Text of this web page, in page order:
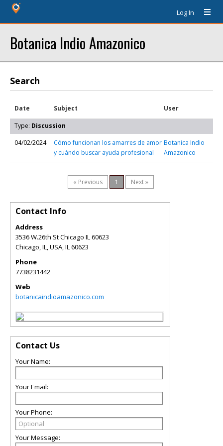
Log In
Botanica Indio Amazonico
Search
Date Subject User
Type: Discussion
04/02/2024
Cómo funcionan los amarres de amor
y cuándo buscar ayuda profesional
Botanica Indio
Amazonico
« Previous 1 Next »
Contact Info
Address
3536 W.26th St Chicago IL 60623
Chicago, IL, USA,IL60623
Phone
7738231442
Web
botanicaindioamazonico.com
Contact Us
Your Name:
Your Email:
Your Phone:
Your Message: